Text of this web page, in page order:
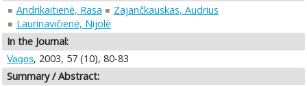
Andrikaitienė, Rasa
Zajančkauskas, Audrius
Laurinavičienė, Nijolė
In the Journal:
Vagos, 2003, 57 (10), 80-83
Summary / Abstract: